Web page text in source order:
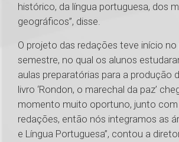
histórico, da língua portuguesa, dos
geográficos”, disse.
O projeto das redações teve início no
semestre, no qual os alunos
aulas preparatórias para a produção
livro ‘Rondon, o marechal da paz’
momento muito oportuno, junto
redações, então nós integramos as
e Língua Portuguesa”, contou a